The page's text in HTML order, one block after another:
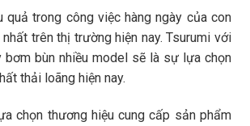
trong công việc hàng ngày của con
trên thị trường hiện nay. Tsurumi với
bùn nhiều model sẽ là sự lựa chọn
thải loãng hiện nay.
chọn thương hiệu cung cấp sản phẩm